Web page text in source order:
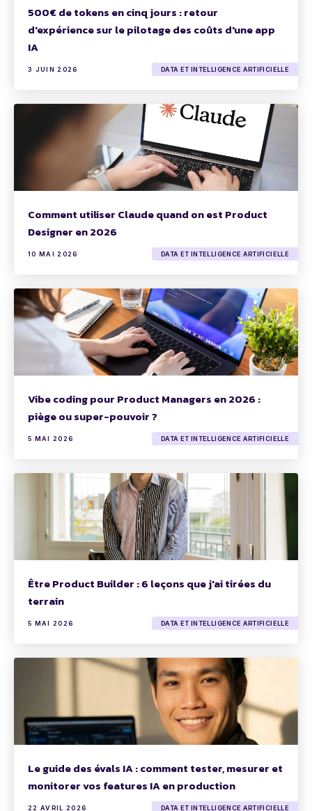
500€ de tokens en cinq jours : retour
d'expérience sur le pilotage des coûts d'une app
IA
3 JUIN 2026 DATA ET INTELLIGENCE ARTIFICIELLE
Comment utiliser Claude quand on est Product
Designer en 2026
10 MAI 2026 DATA ET INTELLIGENCE ARTIFICIELLE
Vibe coding pour Product Managers en 2026 :
piège ou super-pouvoir ?
5 MAI 2026 DATA ET INTELLIGENCE ARTIFICIELLE
Être Product Builder : 6 leçons que j'ai tirées du
terrain
5 MAI 2026 DATA ET INTELLIGENCE ARTIFICIELLE
Le guide des évals IA : comment tester, mesurer et
monitorer vos features IA en production
22 AVRIL 2026 DATA ET INTELLIGENCE ARTIFICIELLE